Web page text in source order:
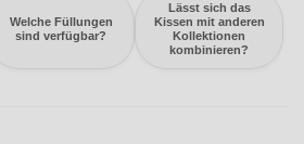
Welche Füllungen
sind verfügbar?
Lässt sich das
Kissen mit anderen
Kollektionen
kombinieren?